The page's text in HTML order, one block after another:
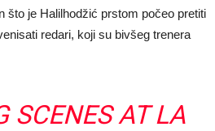
što je Halilhodžić prstom počeo pretiti
redari, koji su bivšeg trenera
SCENES AT LA